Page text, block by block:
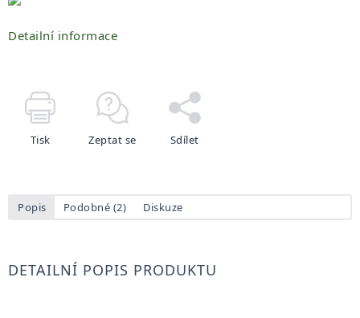
Detailní informace
Tisk Zeptat se Sdílet
Popis Podobné (2) Diskuze
DETAILNÍ POPIS PRODUKTU